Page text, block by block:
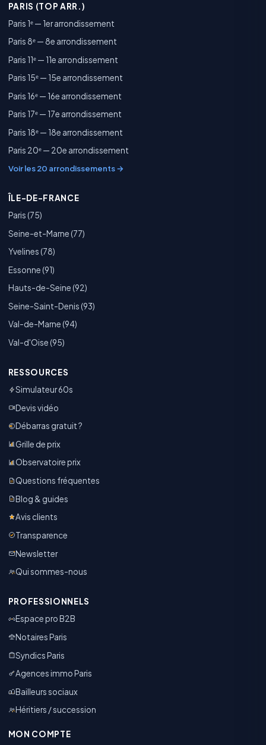
PARIS (TOP ARR.)
Paris 1ᵉ — 1er arrondissement
Paris 8ᵉ — 8e arrondissement
Paris 11ᵉ — 11e arrondissement
Paris 15ᵉ — 15e arrondissement
Paris 16ᵉ — 16e arrondissement
Paris 17ᵉ — 17e arrondissement
Paris 18ᵉ — 18e arrondissement
Paris 20ᵉ — 20e arrondissement
Voir les 20 arrondissements →
ÎLE-DE-FRANCE
Paris (75)
Seine-et-Marne (77)
Yvelines (78)
Essonne (91)
Hauts-de-Seine (92)
Seine-Saint-Denis (93)
Val-de-Marne (94)
Val-d'Oise (95)
RESSOURCES
Simulateur 60s
Devis vidéo
Débarras gratuit ?
Grille de prix
Observatoire prix
Questions fréquentes
Blog & guides
Avis clients
Transparence
Newsletter
Qui sommes-nous
PROFESSIONNELS
Espace pro B2B
Notaires Paris
Syndics Paris
Agences immo Paris
Bailleurs sociaux
Héritiers / succession
MON COMPTE